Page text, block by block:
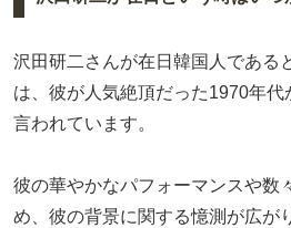
沢田研二さんが在日韓国人である
は、彼が人気絶頂だった1970年代
言われています。
彼の華やかなパフォーマンスや数
め、彼の背景に関する憶測が広が